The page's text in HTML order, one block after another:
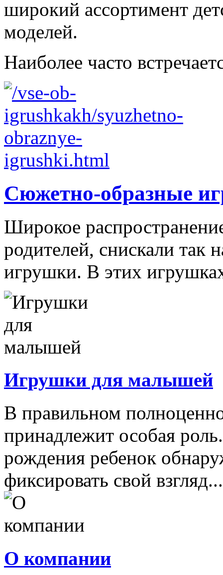
широкий ассортимент
моделей.
Наиболее часто
Сюжетно-образные
Широкое
родителей, снискали так
игрушки. В этих
Игрушки для малышей
В правильном
принадлежит особая
рождения ребенок
фиксировать свой взгляд...
О компании